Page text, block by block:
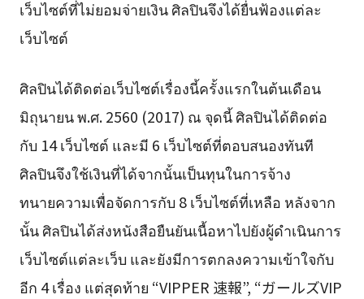
เว็บไซต์ที่ไม่ยอมจ่ายเงิน ศิลปินจึงได้ยื่นฟ้องแต่ละ
เว็บไซต์
ศิลปินได้ติดต่อเว็บไซต์เรื่องนี้ครั้งแรกในต้นเดือน
มิถุนายน พ.ศ. 2560 (2017) ณ จุดนี้ ศิลปินได้ติดต่อ
กับ 14 เว็บไซต์ และมี 6 เว็บไซต์ที่ตอบสนองทันที
ศิลปินจึงใช้เงินที่ได้จากนั้นเป็นทุนในการจ้าง
ทนายความเพื่อจัดการกับ 8 เว็บไซต์ที่เหลือ หลังจาก
นั้น ศิลปินได้ส่งหนังสือยืนยันเนื้อหาไปยังผู้ดำเนินการ
เว็บไซต์แต่ละเว็บ และยังมีการตกลงความเข้าใจกับ
อีก 4 เรื่อง แต่สุดท้าย “VIPPER 速報”, “ガールズVIP